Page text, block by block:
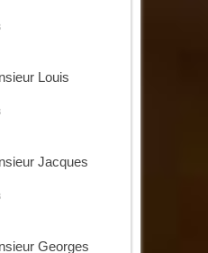
Louis
Jacques
Georges